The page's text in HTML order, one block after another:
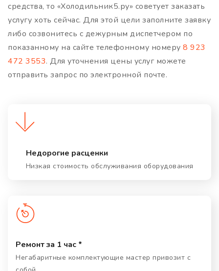
средства, то «Холодильник5.ру» советует заказать
услугу хоть сейчас. Для этой цели заполните заявку
либо созвонитесь с дежурным диспетчером по
показанному на сайте телефонному номеру 8 923
472 3553. Для уточнения цены услуг можете
отправить запрос по электронной почте.
Недорогие расценки
Низкая стоимость обслуживания оборудования
Ремонт за 1 час *
Негабаритные комплектующие мастер привозит с